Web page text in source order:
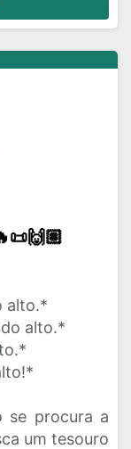
alto.*
alto.*
se procura a
um tesouro